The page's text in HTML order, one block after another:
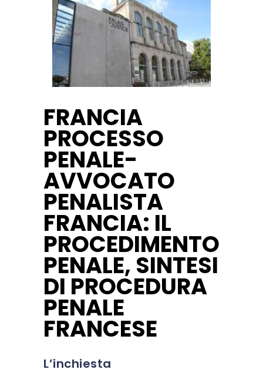
FRANCIA
PROCESSO
PENALE-
AVVOCATO
PENALISTA
FRANCIA: IL
PROCEDIMENTO
PENALE, SINTESI
DI PROCEDURA
PENALE
FRANCESE
L’inchiesta